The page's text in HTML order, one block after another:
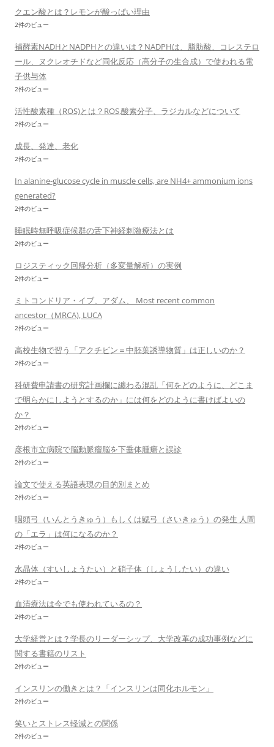
クエン酸とは？レモンが酸っぱい理由
2件のビュー
補酵素NADHとNADPHとの違いは？NADPHは、脂肪酸、コレステロ
ール、ヌクレオチドなど同化反応（高分子の生合成）で使われる電
子供与体
2件のビュー
活性酸素種（ROS)とは？ROS,酸素分子、ラジカルなどについて
2件のビュー
成長、発達、老化
2件のビュー
In alanine-glucose cycle in muscle cells, are NH4+ ammonium ions
generated?
2件のビュー
睡眠時無呼吸症候群の舌下神経刺激療法とは
2件のビュー
ロジスティック回帰分析（多変量解析）の実例
2件のビュー
ミトコンドリア・イブ、アダム、 Most recent common
ancestor（MRCA), LUCA
2件のビュー
高校生物で習う「アクチビン＝中胚葉誘導物質」は正しいのか？
2件のビュー
科研費申請書の研究計画欄に纏わる混乱「何をどのように、どこま
で明らかにしようとするのか」には何をどのように書けばよいの
か？
2件のビュー
彦根市立病院で脳動脈瘤脳を下垂体腫瘍と誤診
2件のビュー
論文で使える英語表現の目的別まとめ
2件のビュー
咽頭弓（いんとうきゅう）もしくは鰓弓（さいきゅう）の発生 人間
の「エラ」は何になるのか？
2件のビュー
水晶体（すいしょうたい）と硝子体（しょうしたい）の違い
2件のビュー
血清療法は今でも使われているの？
2件のビュー
大学経営とは？学長のリーダーシップ、大学改革の成功事例などに
関する書籍のリスト
2件のビュー
インスリンの働きとは？「インスリンは同化ホルモン」
2件のビュー
笑いとストレス軽減との関係
2件のビュー